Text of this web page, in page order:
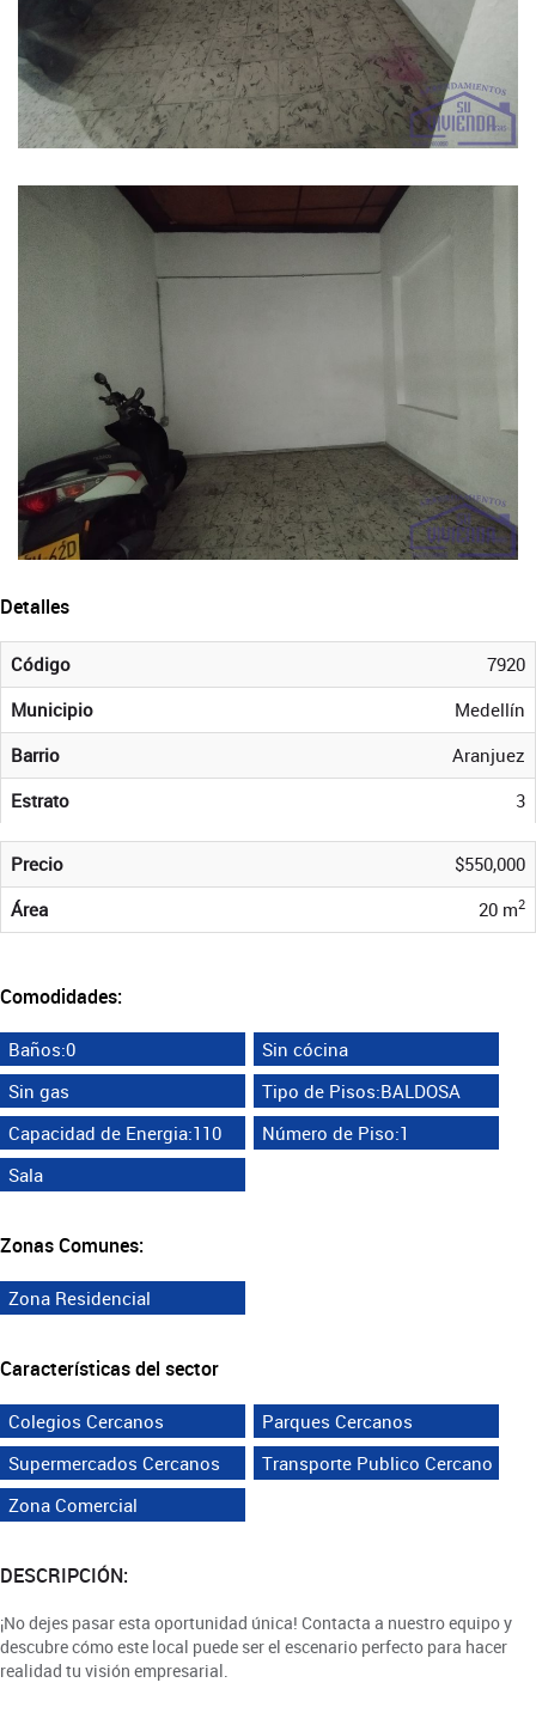
Detalles
Código
7920
Municipio
Medellín
Barrio
Aranjuez
Estrato
3
Precio
$550,000
Área
20 m2
Comodidades:
Baños:0
Sin cócina
Sin gas
Tipo de Pisos:BALDOSA
Capacidad de Energia:110
Número de Piso:1
Sala
Zonas Comunes:
Zona Residencial
Características del sector
Colegios Cercanos
Parques Cercanos
Supermercados Cercanos
Transporte Publico Cercano
Zona Comercial
DESCRIPCIÓN:
¡No dejes pasar esta oportunidad única! Contacta a nuestro equipo y
descubre cómo este local puede ser el escenario perfecto para hacer
realidad tu visión empresarial.